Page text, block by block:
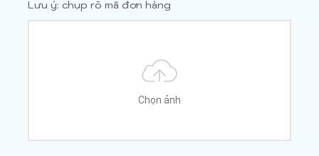
Lưu ý: chụp rõ mã đơn hàng
Chọn ảnh